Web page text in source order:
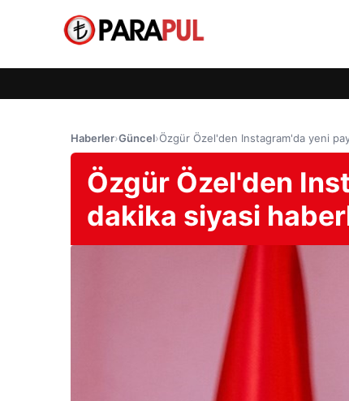
Haberler›Güncel›Özgür Özel'den Instagram'da yeni
Özgür Özel'den
dakika siyasi